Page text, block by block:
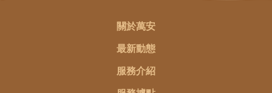
關於萬安
最新動態
服務介紹